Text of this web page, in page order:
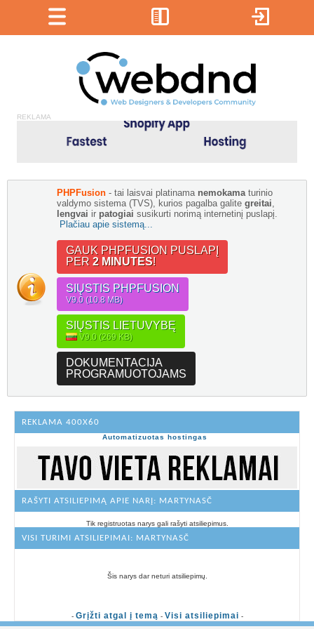
REKLAMA
PHPFusion - tai laisvai platinama nemokama turinio
valdymo sistema (TVS), kurios pagalba galite greitai
lengvai ir patogiai susikurti norimą internetinį puslapį.
Plačiau apie sistemą...
GAUK PHPFUSION PUSLAPĮ
PER 2 MINUTES!
SIŲSTIS PHPFUSION
V9.0 (10.8 MB)
SIŲSTIS LIETUVYBĘ
V9.0 (269 KB)
DOKUMENTACIJA
PROGRAMUOTOJAMS
REKLAMA 400X60
Automatizuotas hostingas
RAŠYTI ATSILIEPIMĄ APIE NARĮ: MARTYNASČ
Tik registruotas narys gali rašyti atsiliepimus.
VISI TURIMI ATSILIEPIMAI: MARTYNASČ
Šis narys dar neturi atsiliepimų.
- Grįžti atgal į temą - Visi atsiliepimai -